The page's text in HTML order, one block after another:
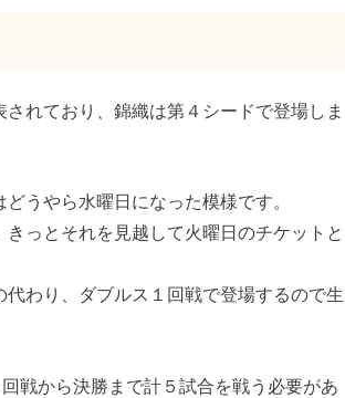
れており、錦織は第４シードで登場しま
うやら水曜日になった模様です。
っとそれを見越して火曜日のチケットと
わり、ダブルス１回戦で登場するので生
戦から決勝まで計５試合を戦う必要があ